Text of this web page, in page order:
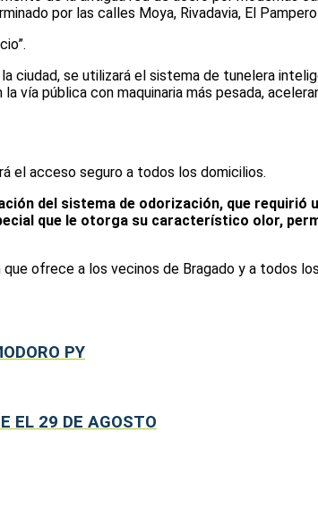
por las calles Moya, Rivadavia, El
ciudad, se utilizará el sistema de tunelera
vía pública con maquinaria más pesada,
el acceso seguro a todos los domicilios.
del sistema de odorización, que requirió
que le otorga su característico olor,
ofrece a los vecinos de Bragado y a todos
PY
EL 29 DE AGOSTO